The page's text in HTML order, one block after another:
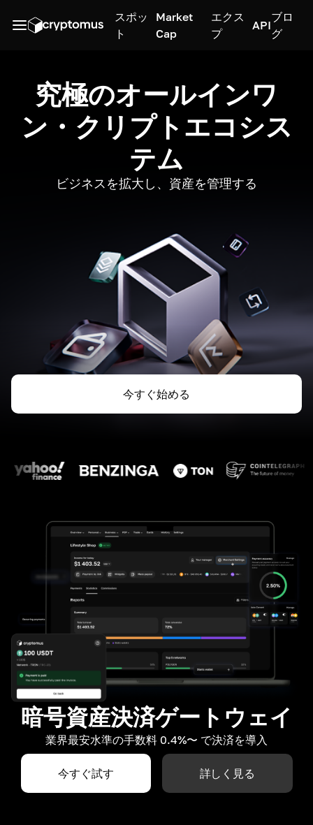
スポッ
ト
Market
Cap
エクス
プ
API
ブロ
グ
究極のオールインワ
ン・クリプトエコシス
テム
ビジネスを拡大し、資産を管理する
今すぐ始める
暗号資産決済ゲートウェイ
業界最安水準の手数料 0.4%〜 で決済を導入
今すぐ試す 詳しく見る